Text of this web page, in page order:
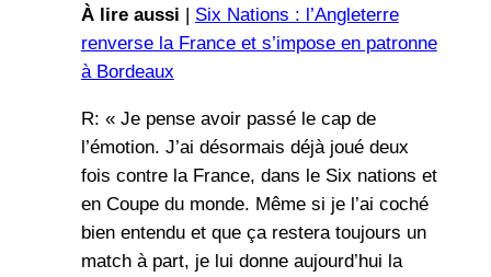
À lire aussi | Six Nations : l’Angleterre
renverse la France et s’impose en patronne
à Bordeaux
R: « Je pense avoir passé le cap de
l’émotion. J’ai désormais déjà joué deux
fois contre la France, dans le Six nations et
en Coupe du monde. Même si je l’ai coché
bien entendu et que ça restera toujours un
match à part, je lui donne aujourd’hui la